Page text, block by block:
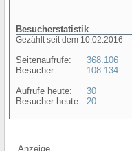
Besucherstatistik
Gezählt seit dem 10.02.2016
Seitenaufrufe:
Besucher:
Aufrufe heute:
Besucher heute:
368.106
108.134
30
20
Anzeige